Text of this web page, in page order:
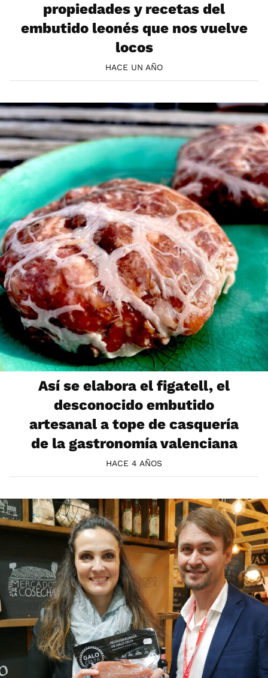
propiedades y recetas del
embutido leonés que nos vuelve
locos
HACE UN AÑO
Así se elabora el figatell, el
desconocido embutido
artesanal a tope de casquería
de la gastronomía valenciana
HACE 4 AÑOS